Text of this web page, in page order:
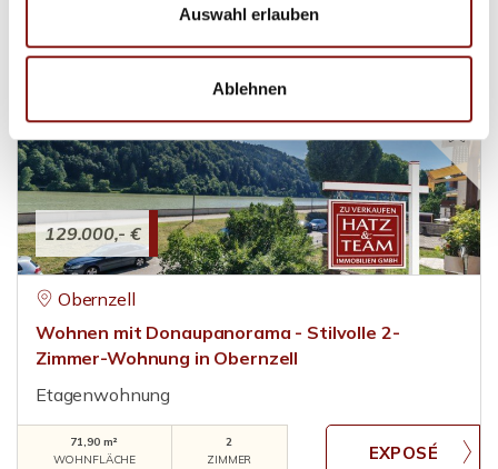
Auswahl erlauben
Ablehnen
3
129.000,- €
Obernzell
Wohnen mit Donaupanorama - Stilvolle 2-
Zimmer-Wohnung in Obernzell
Etagenwohnung
71,90 m²
WOHNFLÄCHE
2
ZIMMER